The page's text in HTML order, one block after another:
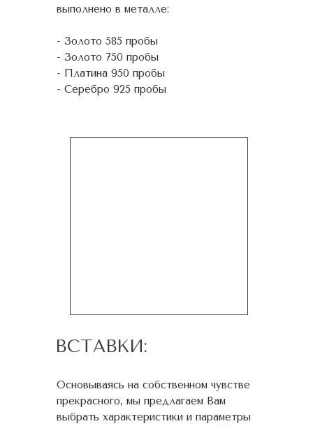
выполнено в металле:
- Золото 585 пробы
- Золото 750 пробы
- Платина 950 пробы
- Серебро 925 пробы
ВСТАВКИ:
Основываясь на собственном чувстве
прекрасного, мы предлагаем Вам
выбрать характеристики и параметры